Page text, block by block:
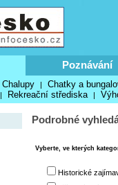
Poznávání
Chalupy | Chatky a
| Rekreační střediska |
Podrobné
Vyberte, ve kterých
Historické